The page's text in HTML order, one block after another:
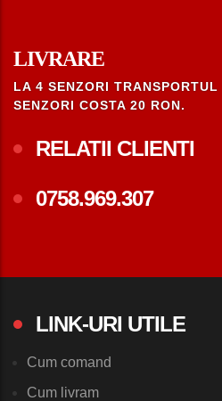
LIVRARE
LA 4 SENZORI
SENZORI COSTA 20 RON.
RELATII CLIENTI
0758.969.307
LINK-URI UTILE
Cum comand
Cum livram